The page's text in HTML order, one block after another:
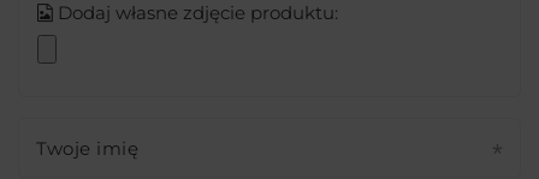
Dodaj własne zdjęcie produktu:
Twoje imię